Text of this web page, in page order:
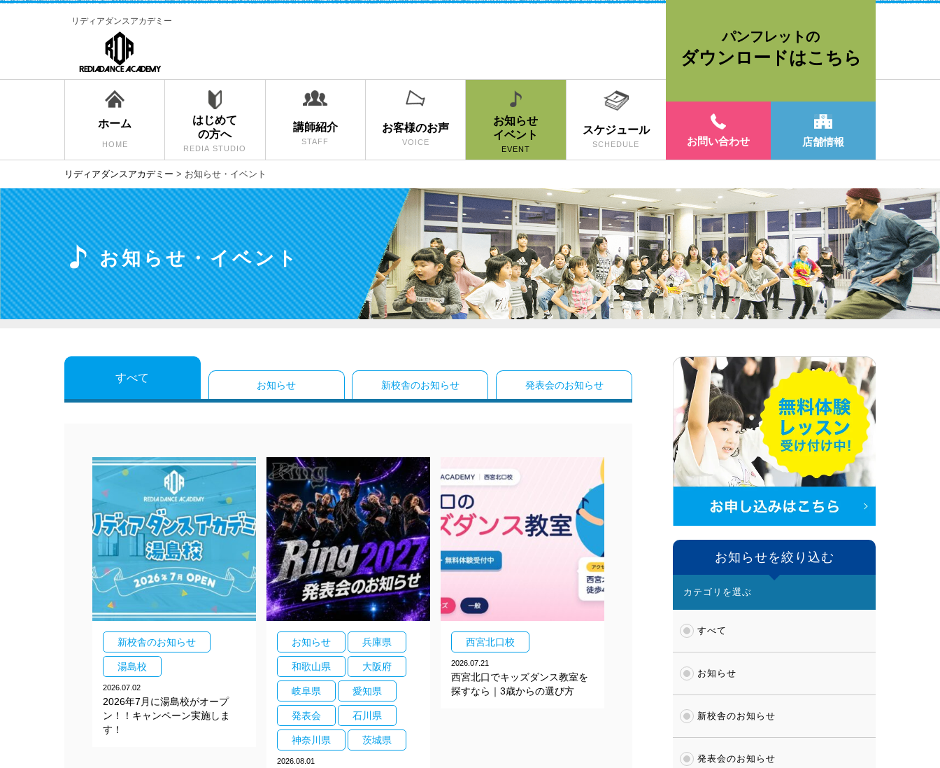
リディアダンスアカデミー
ホーム
HOME
はじめて
の方へ
REDIA STUDIO
講師紹介
STAFF
お客様のお声
VOICE
お知らせ
イベント
EVENT
スケジュール
SCHEDULE
パンフレットの
ダウンロードはこちら
お問い合わせ 店舗情報
リディアダンスアカデミー > お知らせ・イベント
お知らせ・イベント
すべて
お知らせ 新校舎のお知らせ 発表会のお知らせ
新校舎のお知らせ
湯島校
2026.07.02
2026年7月に湯島校がオープ
ン！！キャンペーン実施しま
す！
お知らせ 兵庫県
和歌山県 大阪府
岐阜県 愛知県
発表会 石川県
神奈川県 茨城県
2026.08.01
西宮北口校
2026.07.21
西宮北口でキッズダンス教室を
探すなら｜3歳からの選び方
お知らせを絞り込む
カテゴリを選ぶ
すべて
お知らせ
新校舎のお知らせ
発表会のお知らせ